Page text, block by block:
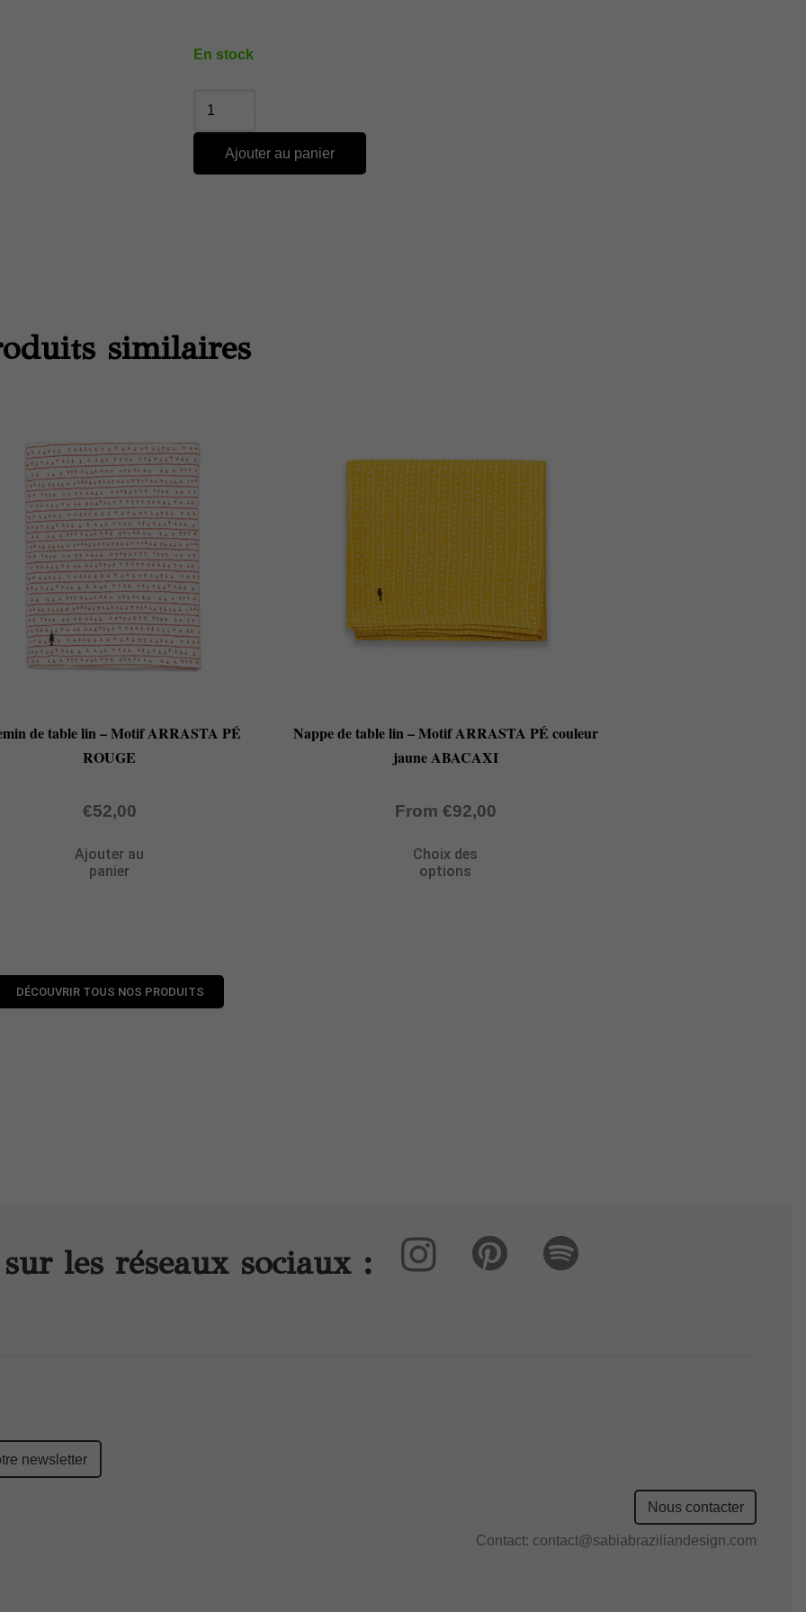
En stock
Ajouter au panier
similaires
de table lin – Motif ARRASTA PÉ
ROUGE
€52,00
Ajouter au
panier
Nappe de table lin – Motif ARRASTA PÉ couleur
jaune ABACAXI
From €92,00
Choix des
options
DÉCOUVRIR TOUS NOS PRODUITS
les réseaux sociaux :
Nous contacter
Contact: contact@sabiabraziliandesign.com